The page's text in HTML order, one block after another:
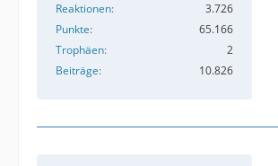
Reaktionen
3.726
Punkte
65.166
Trophäen
2
Beiträge
10.826